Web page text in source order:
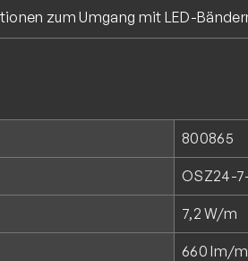
zum Umgang mit LED-
800865
OSZ24-
7,2 W/m
660 lm/m